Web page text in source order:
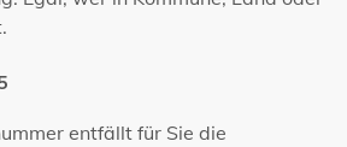
entfällt für Sie die